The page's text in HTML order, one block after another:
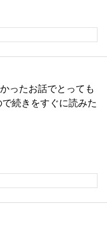
ったお話でとっても
続きをすぐに読みた